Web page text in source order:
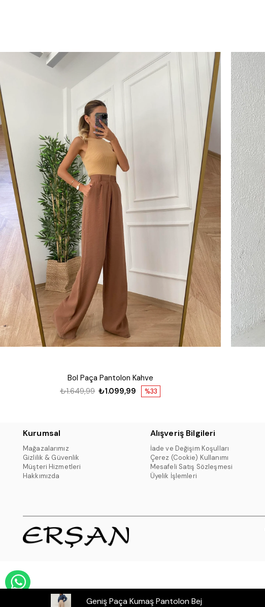
Bol Paça Pantolon Kahve
%33
₺1.099,99
₺1.649,99
Kurumsal
Mağazalarımız
Gizlilik & Güvenlik
Müşteri Hizmetleri
Hakkımızda
Alışveriş Bilgileri
İade ve Değişim Koşulları
Çerez (Cookie) Kullanımı
Mesafeli Satış Sözleşmesi
Üyelik İşlemleri
Geniş Paça Kumaş Pantolon Bej